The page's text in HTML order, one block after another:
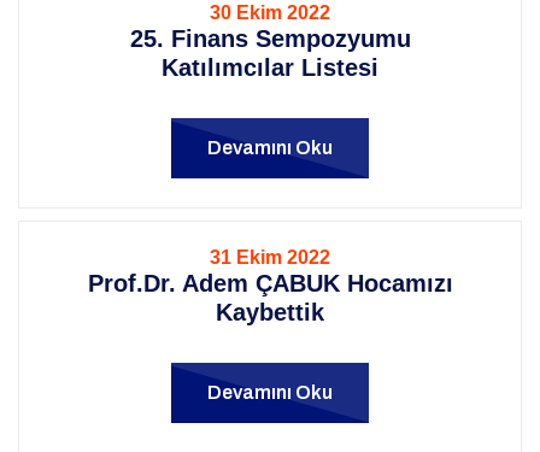
30 Ekim 2022
25. Finans Sempozyumu
Katılımcılar Listesi
Devamını Oku
31 Ekim 2022
Prof.Dr. Adem ÇABUK Hocamızı
Kaybettik
Devamını Oku